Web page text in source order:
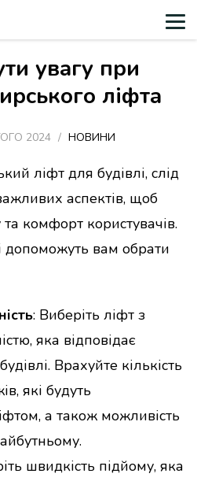
увагу при
ліфта
2024 / НОВИНИ
ліфт для будівлі, слід
аспектів, щоб
комфорт користувачів.
допоможуть вам обрати
: Виберіть ліфт з
яка відповідає
Врахуйте кількість
які будуть
а також можливість
швидкість підйому, яка